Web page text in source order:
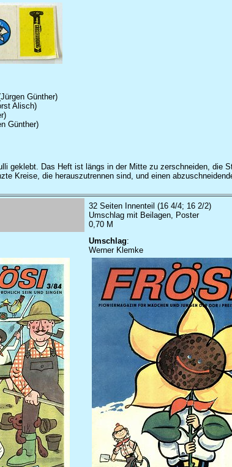
Günther)
Alisch)
Günther)
geklebt. Das Heft ist längs in der Mitte zu zerschneiden, die
Kreise, die herauszutrennen sind, und einen
32 Seiten Innenteil (16 4/4; 16 2/2)
Umschlag mit Beilagen, Poster
0,70 M
Umschlag:
Werner Klemke